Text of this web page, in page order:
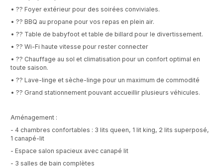
• ?? Foyer extérieur pour des soirées conviviales.
• ?? BBQ au propane pour vos repas en plein air.
• ?? Table de babyfoot et table de billard pour le divertissement.
• ?? Wi-Fi haute vitesse pour rester connecter
• ?? Chauffage au sol et climatisation pour un confort optimal en
toute saison.
• ?? Lave-linge et sèche-linge pour un maximum de commodité
• ?? Grand stationnement pouvant accueillir plusieurs véhicules.
Aménagement :
- 4 chambres confortables : 3 lits queen, 1 lit king, 2 lits superposé,
1 canapé-lit
- Espace salon spacieux avec canapé lit
- 3 salles de bain complètes